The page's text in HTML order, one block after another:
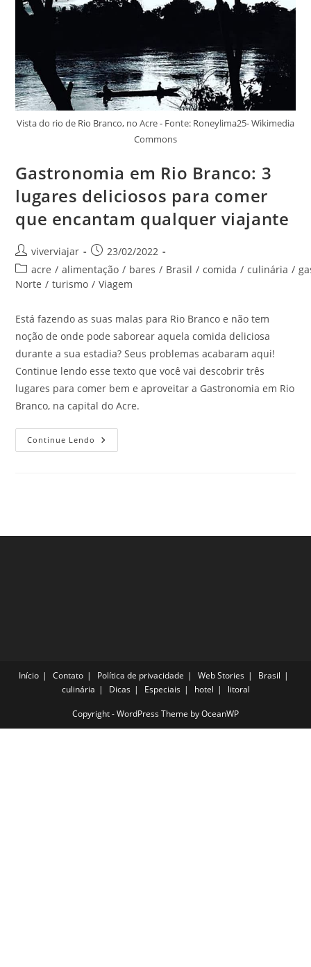
Vista do rio de Rio Branco, no Acre - Fonte: Roneylima25- Wikimedia
Commons
Gastronomia em Rio Branco: 3
lugares deliciosos para comer
que encantam qualquer viajante
Autor
do
post:
viverviajar
Post
publicado:
23/02/2022
Categoria
do
acre / alimentação / bares / Brasil / comida / culinária /
Norte / turismo / Viagem
Está fazendo as suas malas para Rio Branco e não tem
noção de onde pode saborear aquela comida deliciosa
durante a sua estadia? Seus problemas acabaram aqui!
Continue lendo esse texto que você vai descobrir três
lugares para comer bem e aproveitar a Gastronomia em Rio
Branco, na capital do Acre.
Continue Lendo Gastronomia
Em
Encantam
Início Contato Política de privacidade Web Stories
Brasil
culinária
Dicas Especiais hotel litoral
Copyright - WordPress Theme by OceanWP